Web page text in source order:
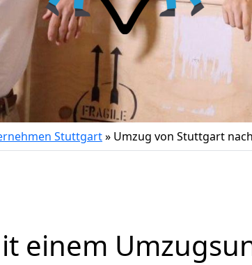
Stuttgart» Umzug von Stuttgart
einem